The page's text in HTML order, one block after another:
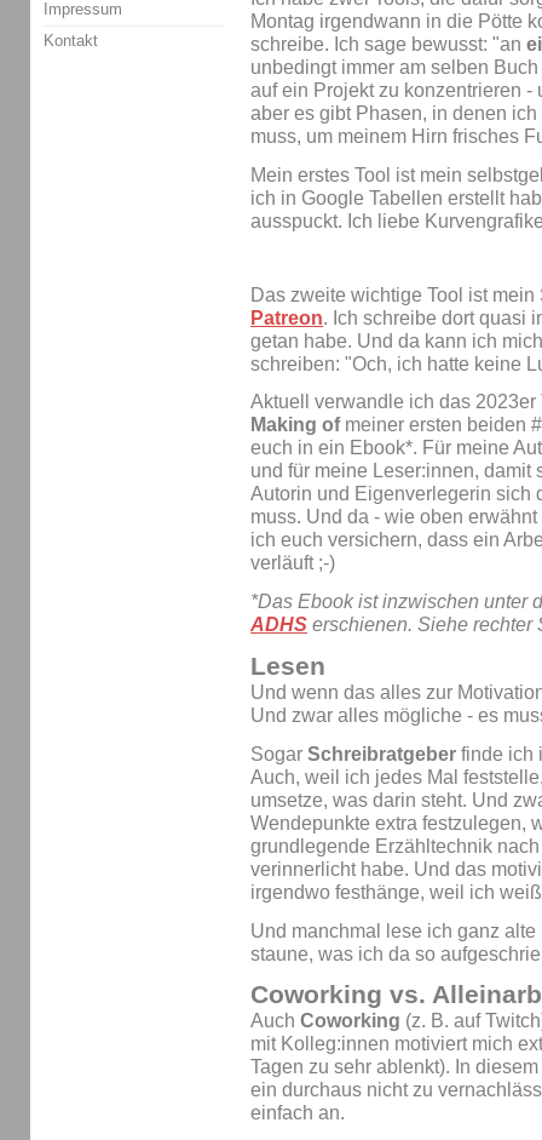
Montag irgendwann in die Pötte
schreibe. Ich sage bewusst: "an
unbedingt immer am selben
auf ein Projekt zu konzentrieren -
aber es gibt Phasen, in denen
muss, um meinem Hirn frisches
Mein erstes Tool ist mein
ich in Google Tabellen erstellt
ausspuckt. Ich liebe
Das zweite wichtige Tool ist
Patreon. Ich schreibe dort quasi
getan habe. Und da kann ich
schreiben: "Och, ich hatte keine
Aktuell verwandle ich das
Making ofmeiner ersten beiden
euch in ein Ebook*. Für meine
und für meine Leser:innen,
Autorin und Eigenverlegerin sich
muss. Und da - wie oben
ich euch versichern, dass ein
verläuft ;-)
*Das Ebook ist inzwischen unter
ADHS erschienen. Siehe rechter
Lesen
Und wenn das alles zur
Und zwar alles mögliche - es
Sogar Schreibratgeber finde ich
Auch, weil ich jedes Mal
umsetze, was darin steht. Und
Wendepunkte extra festzulegen,
grundlegende Erzähltechnik
verinnerlicht habe. Und das
irgendwo festhänge, weil ich
Und manchmal lese ich ganz
staune, was ich da so
Coworking vs.
Auch Coworking (z. B. auf
mit Kolleg:innen motiviert mich
Tagen zu sehr ablenkt). In
ein durchaus nicht zu
einfach an.
Impressum
Kontakt